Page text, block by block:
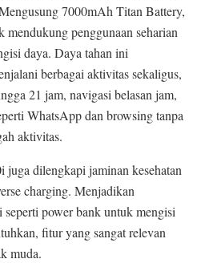
7000mAh Titan Battery,
penggunaan seharian
daya. Daya tahan ini
berbagai aktivitas sekaligus,
21 jam, navigasi belasan jam,
WhatsApp dan browsing tanpa
aktivitas.
dilengkapi jaminan kesehatan
charging. Menjadikan
power bank untuk mengisi
fitur yang sangat relevan
muda.